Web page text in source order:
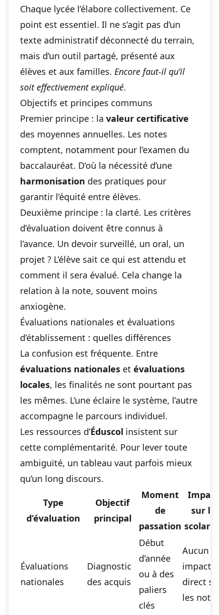
Chaque lycée l’élabore collectivement. Ce
point est essentiel. Il ne s’agit pas d’un
texte administratif déconnecté du terrain,
mais d’un outil partagé, présenté aux
élèves et aux familles. Encore faut-il qu’il
soit effectivement expliqué.
Objectifs et principes communs
Premier principe : la valeur certificative
des moyennes annuelles. Les notes
comptent, notamment pour l’examen du
baccalauréat. D’où la nécessité d’une
harmonisation des pratiques pour
garantir l’équité entre élèves.
Deuxième principe : la clarté. Les critères
d’évaluation doivent être connus à
l’avance. Un devoir surveillé, un oral, un
projet ? L’élève sait ce qui est attendu et
comment il sera évalué. Cela change la
relation à la note, souvent moins
anxiogène.
Évaluations nationales et évaluations
d’établissement : quelles différences
La confusion est fréquente. Entre
évaluations nationales et évaluations
locales, les finalités ne sont pourtant pas
les mêmes. L’une éclaire le système, l’autre
accompagne le parcours individuel.
Les ressources d’Éduscol insistent sur
cette complémentarité. Pour lever toute
ambiguïté, un tableau vaut parfois mieux
qu’un long discours.
Type
d’évaluation
Objectif
principal
Moment
de
passation
Impact
sur la
Évaluations
nationales
Diagnostic
des acquis
Début
d’année
ou à des
paliers
clés
Aucun
impact
direct
les